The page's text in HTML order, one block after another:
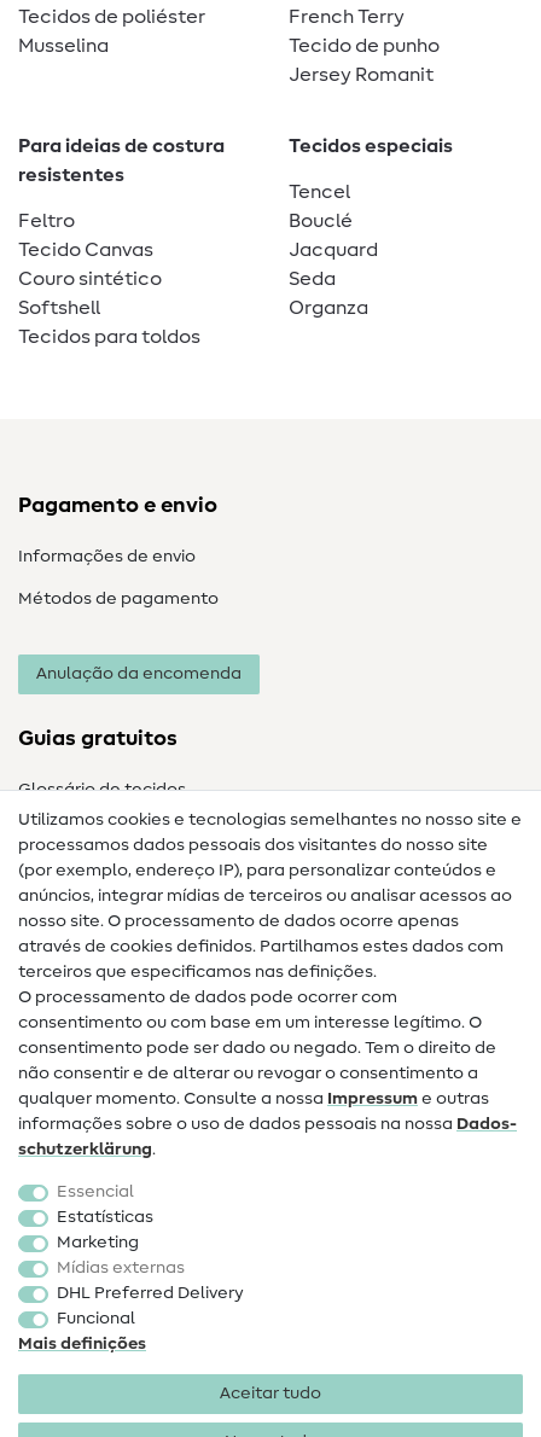
Tecidos de poliéster
Musselina
French Terry
Tecido de punho
Jersey Romanit
Para ideias de costura
resistentes
Feltro
Tecido Canvas
Couro sintético
Softshell
Tecidos para toldos
Tecidos especiais
Tencel
Bouclé
Jacquard
Seda
Organza
Pagamento e envio
Informações de envio
Métodos de pagamento
Anulação da encomenda
Guias gratuitos
Glossário de tecidos
Guias de costura
Ajuda e contacto
Contacto
Mudança de proprietário
Perguntas frequentes (FAQ)
Direito de cancelamento
Popular
Tecidos
Acessórios de costura
Promoção
Utilizamos cookies e tecnologias semelhantes no nosso site e
processamos dados pessoais dos visitantes do nosso site
(por exemplo, endereço IP), para personalizar conteúdos e
anúncios, integrar mídias de terceiros ou analisar acessos ao
nosso site. O processamento de dados ocorre apenas
através de cookies definidos. Partilhamos estes dados com
terceiros que especificamos nas definições.
O processamento de dados pode ocorrer com
consentimento ou com base em um interesse legítimo. O
consentimento pode ser dado ou negado. Tem o direito de
não consentir e de alterar ou revogar o consentimento a
qualquer momento. Consulte a nossa Impressum e outras
informações sobre o uso de dados pessoais na nossa Dados­
schutz­erklärung.
Essencial
Estatísticas
Marketing
Mídias externas
DHL Preferred Delivery
Funcional
Mais definições
Aceitar tudo